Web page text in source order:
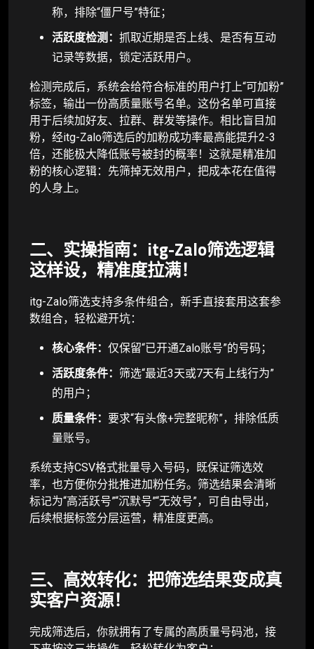
称，排除“僵尸号”特征；
活跃度检测： 抓取近期是否上线、是否有互动
记录等数据，锁定活跃用户。
检测完成后，系统会给符合标准的用户打上“可加粉”
标签，输出一份高质量账号名单。这份名单可直接
用于后续加好友、拉群、群发等操作。相比盲目加
粉，经itg-Zalo筛选后的加粉成功率最高能提升2-3
倍，还能极大降低账号被封的概率！这就是精准加
粉的核心逻辑：先筛掉无效用户，把成本花在值得
的人身上。
二、实操指南：itg-Zalo筛选逻辑
这样设，精准度拉满！
itg-Zalo筛选支持多条件组合，新手直接套用这套参
数组合，轻松避开坑：
核心条件： 仅保留“已开通Zalo账号”的号码；
活跃度条件： 筛选“最近3天或7天有上线行为”
的用户；
质量条件： 要求“有头像+完整昵称”，排除低质
量账号。
系统支持CSV格式批量导入号码，既保证筛选效
率，也方便你分批推进加粉任务。筛选结果会清晰
标记为“高活跃号”“沉默号”“无效号”，可自由导出，
后续根据标签分层运营，精准度更高。
三、高效转化：把筛选结果变成真
实客户资源！
完成筛选后，你就拥有了专属的高质量号码池，接